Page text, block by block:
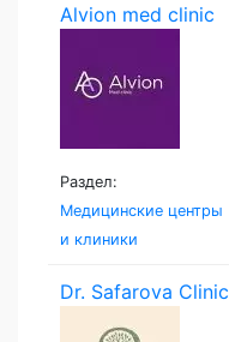
Alvion med clinic
Раздел:
Медицинские центры
и клиники
Dr. Safarova Clinic